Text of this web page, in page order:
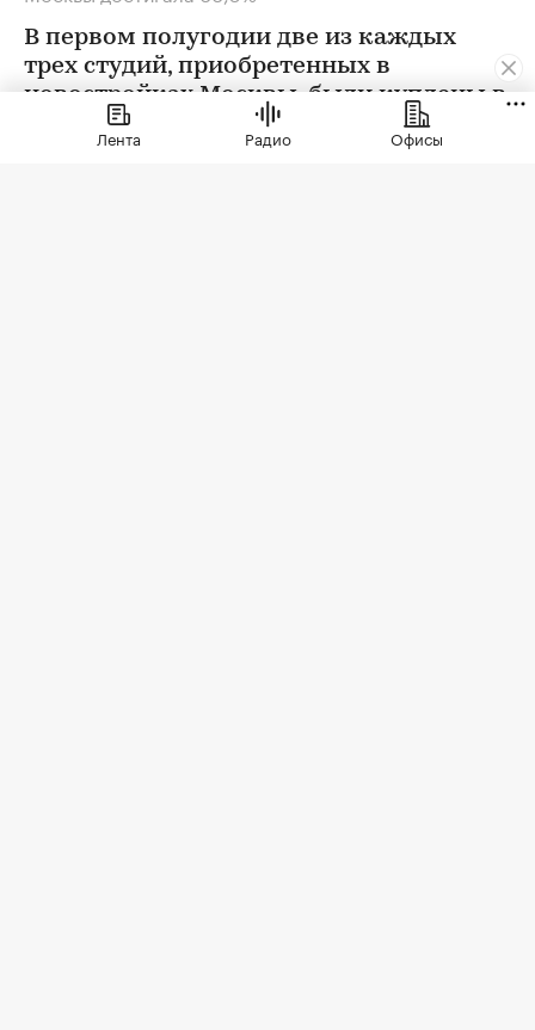
В первом полугодии две из каждых
трех студий, приобретенных в
новостройках Москвы, были куплены в
ипотеку. В сегменте трешек ипотечных
сделок менее половины, а среди
Лента Радио Офисы